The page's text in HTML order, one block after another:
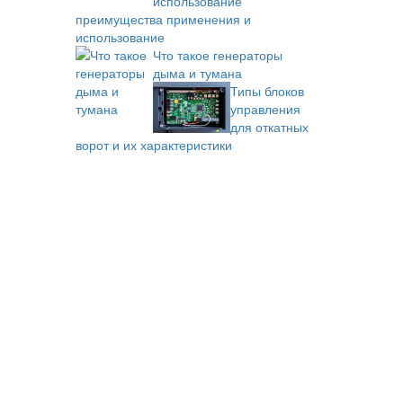
преимущества применения и
использование
Что такое генераторы
дыма и тумана
Типы блоков
управления
для откатных
ворот и их характеристики